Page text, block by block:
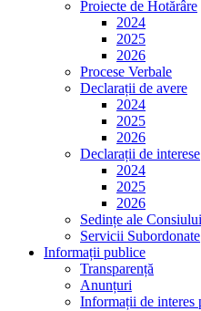
Proiecte de Hotărâre
2024
2025
2026
Procese Verbale
Declarații de avere
2024
2025
2026
Declarații de interese
2024
2025
2026
Sedințe ale
Servicii Subordonate
Informații publice
Transparență
Anunțuri
Informații de interes